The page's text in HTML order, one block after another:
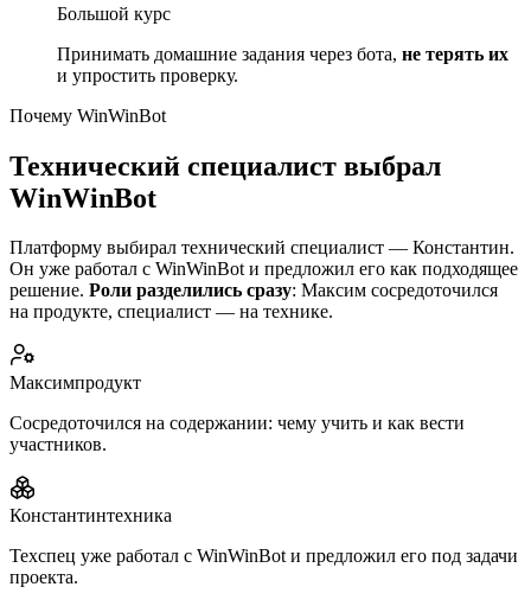
Большой курс
Принимать домашние задания через бота, не терять их
и упростить проверку.
Почему WinWinBot
Технический специалист выбрал
WinWinBot
Платформу выбирал технический специалист — Константин.
Он уже работал с WinWinBot и предложил его как подходящее
решение. Роли разделились сразу: Максим сосредоточился
на продукте, специалист — на технике.
Максимпродукт
Сосредоточился на содержании: чему учить и как вести
участников.
Константинтехника
Техспец уже работал с WinWinBot и предложил его под задачи
проекта.